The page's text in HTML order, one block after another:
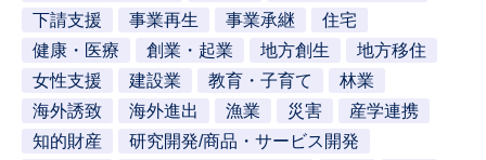
下請支援
事業再生 事業承継
住宅
健康・医療
創業・起業 地方創生
地方移住
女性支援
建設業 教育・子育て
林業
海外誘致
海外進出 漁業 災害
産学連携
知的財産
研究開発/商品・サービス開発